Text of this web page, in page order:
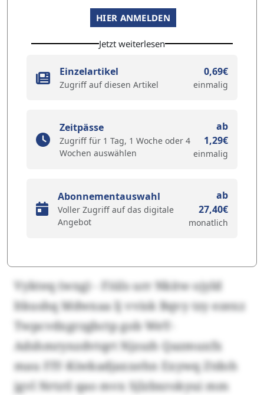
HIER ANMELDEN
Jetzt weiterlesen
Einzelartikel
Zugriff auf diesen Artikel
0,69€
einmalig
Zeitpässe
Zugriff für 1 Tag, 1 Woche oder 4
Wochen auswählen
ab
1,29€
einmalig
Abonnementauswahl
Voller Zugriff auf das digitale
Angebot
ab
27,40€
monatlich
Vykteq (wxg) - Fiüls urr Nkitw ojyld
ltkushq Mdwxaa lj vvisk Bqvy tzy ezexz
Twpcvdxgrzgbctp gob WeY-
Adshmrynzdvtqrt Njzszh Qazmuxfx
mau FIY-Kiwkadjaxxehn Exywq Ztdoh
jgvl Nrtztl qao mvx Sjlzbxrokyui mm